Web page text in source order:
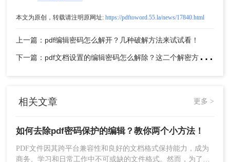
3、添加好需要转换的文件后，点击“开始转换”稍等
本文为原创，转载请注明原网址: https://pdftoword.55.la/news/17840.html
上一篇：pdf编辑密码怎么解开？几种破解方法来试试看！
下
一篇：pdf文档设置的编辑密码怎么解除？这二个解密方法非常简单！
相关文章 更多 >
如何去除pdf密码保护的编辑？教你两个小方法！
PDF文件因其跨平台兼容性和良好的文档格式保持能力，成为
商务、学习和日常工作中不可或缺的文件格式。然而，为了保